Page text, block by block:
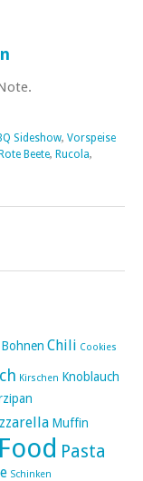
Sideshow, Vorspeise
Beete, Rucola,
Bohnen Chili Cookies
Kirschen Knoblauch
Muffin
Pasta
Schinken